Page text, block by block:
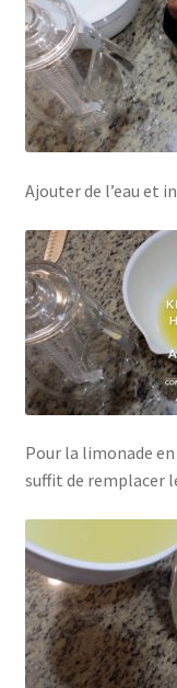
Ajouter de l’eau et
Pour la limonade
suffit de remplacer